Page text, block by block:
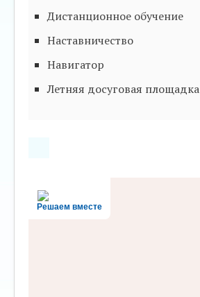
Дистанционное обучение
Наставничество
Навигатор
Летняя досуговая площадка
Решаем вместе